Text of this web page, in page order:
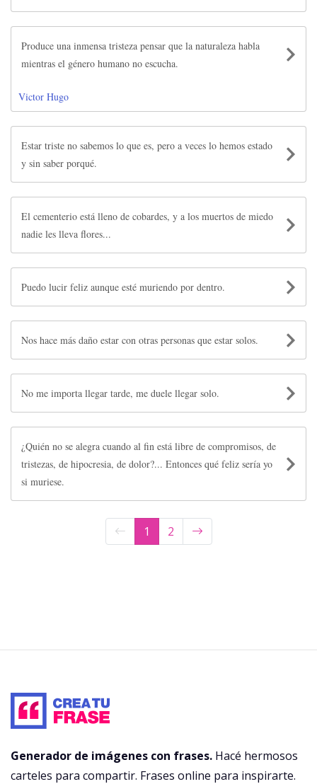
Produce una inmensa tristeza pensar que la naturaleza habla
mientras el género humano no escucha.
Victor Hugo
Estar triste no sabemos lo que es, pero a veces lo hemos estado
y sin saber porqué.
El cementerio está lleno de cobardes, y a los muertos de miedo
nadie les lleva flores...
Puedo lucir feliz aunque esté muriendo por dentro.
Nos hace más daño estar con otras personas que estar solos.
No me importa llegar tarde, me duele llegar solo.
¿Quién no se alegra cuando al fin está libre de compromisos, de
tristezas, de hipocresia, de dolor?... Entonces qué feliz sería yo
si muriese.
1 2
Generador de imágenes con frases. Hacé hermosos
carteles para compartir. Frases online para inspirarte.